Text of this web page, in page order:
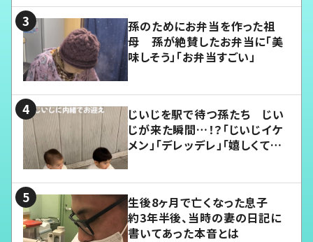
孫のためにお弁当を作った祖
母 孫が絶賛したお弁当に「美
味しそう」「お弁当すごい」
じいじを駅で待つ孫たち じい
じが来た瞬間…！？「じいじイケ
メン」「デレッデレ」「嬉しくて可
生後8ヶ月で亡くなった息子
約3年半後、当時の妻の日記に
書いてあった本音とは